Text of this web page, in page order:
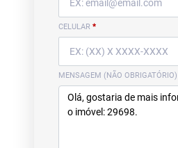
CELULAR *
MENSAGEM (NÃO OBRIGATÓRIO)